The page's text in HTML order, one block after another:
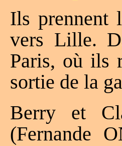
Ils prennent
vers Lille.
Paris, où ils
sortie de la
Berry et
(Fernande